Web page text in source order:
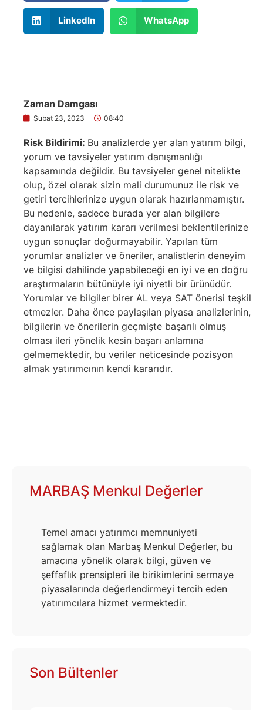
LinkedIn WhatsApp
Zaman Damgası
Şubat 23, 2023 08:40
Risk Bildirimi: Bu analizlerde yer alan yatırım bilgi,
yorum ve tavsiyeler yatırım danışmanlığı
kapsamında değildir. Bu tavsiyeler genel nitelikte
olup, özel olarak sizin mali durumunuz ile risk ve
getiri tercihlerinize uygun olarak hazırlanmamıştır.
Bu nedenle, sadece burada yer alan bilgilere
dayanılarak yatırım kararı verilmesi beklentilerinize
uygun sonuçlar doğurmayabilir. Yapılan tüm
yorumlar analizler ve öneriler, analistlerin deneyim
ve bilgisi dahilinde yapabileceği en iyi ve en doğru
araştırmaların bütünüyle iyi niyetli bir ürünüdür.
Yorumlar ve bilgiler birer AL veya SAT önerisi teşkil
etmezler. Daha önce paylaşılan piyasa analizlerinin,
bilgilerin ve önerilerin geçmişte başarılı olmuş
olması ileri yönelik kesin başarı anlamına
gelmemektedir, bu veriler neticesinde pozisyon
almak yatırımcının kendi kararıdır.
MARBAŞ Menkul Değerler
Temel amacı yatırımcı memnuniyeti
sağlamak olan Marbaş Menkul Değerler, bu
amacına yönelik olarak bilgi, güven ve
şeffaflık prensipleri ile birikimlerini sermaye
piyasalarında değerlendirmeyi tercih eden
yatırımcılara hizmet vermektedir.
Son Bültenler